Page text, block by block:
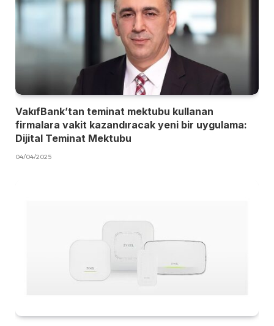
VakıfBank’tan teminat mektubu kullanan
firmalara vakit kazandıracak yeni bir uygulama:
Dijital Teminat Mektubu
04/04/2025